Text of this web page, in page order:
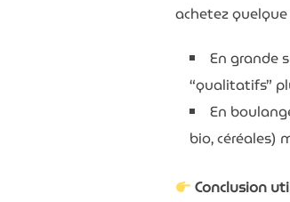
achetez
En grande
“qualitatifs”
En
bio, céréales)
Conclusion